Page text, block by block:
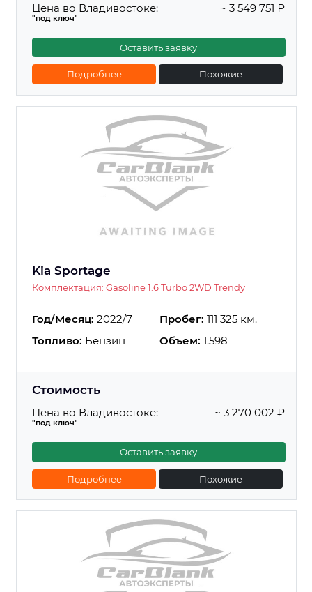
Цена во Владивостоке:
"под ключ"
~ 3 549 751 ₽
Оставить заявку
Подробнее Похожие
Kia Sportage
Комплектация: Gasoline 1.6 Turbo 2WD Trendy
Год/Месяц: 2022/7 Пробег: 111 325 км.
Топливо: Бензин Объем: 1.598
Стоимость
Цена во Владивостоке:
"под ключ"
~ 3 270 002 ₽
Оставить заявку
Подробнее Похожие